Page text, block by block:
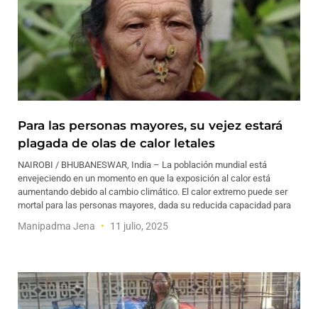
Para las personas mayores, su vejez estará
plagada de olas de calor letales
NAIROBI / BHUBANESWAR, India – La población mundial está
envejeciendo en un momento en que la exposición al calor está
aumentando debido al cambio climático. El calor extremo puede ser
mortal para las personas mayores, dada su reducida capacidad para
Manipadma Jena 11 julio, 2025